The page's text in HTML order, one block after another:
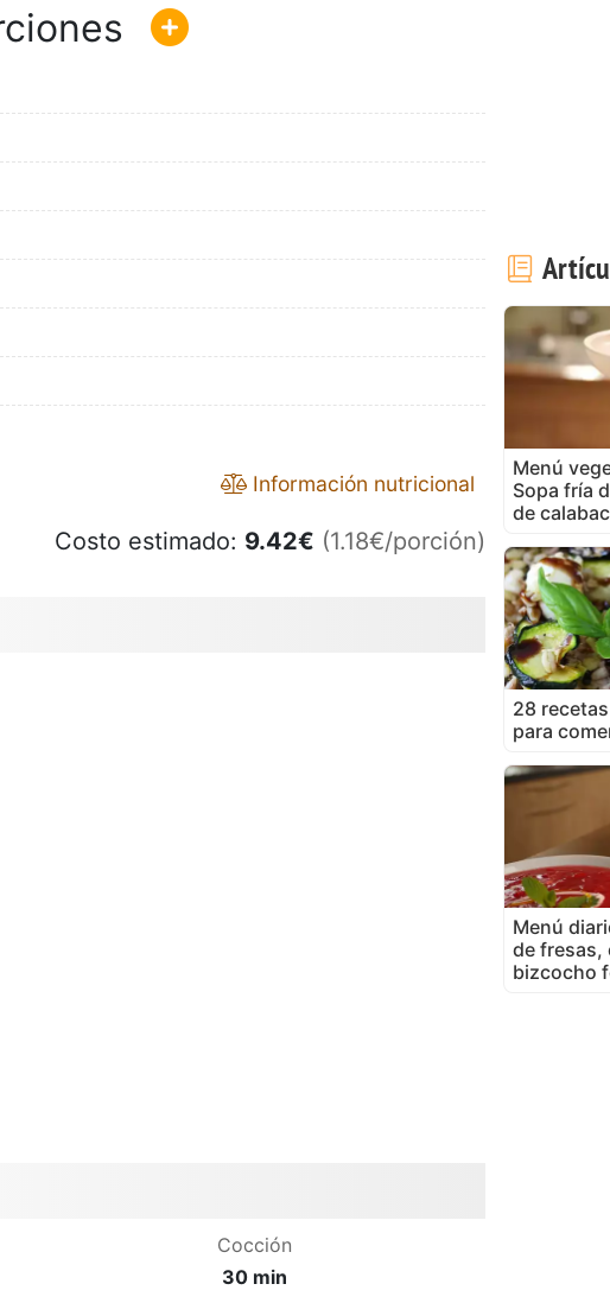
Información nutricional
Costo estimado: 9.42€ (1.18€/porción)
Cocción
30 min
Menú
Sopa fría
de
28
para
Menú
de fresas,
bizcocho